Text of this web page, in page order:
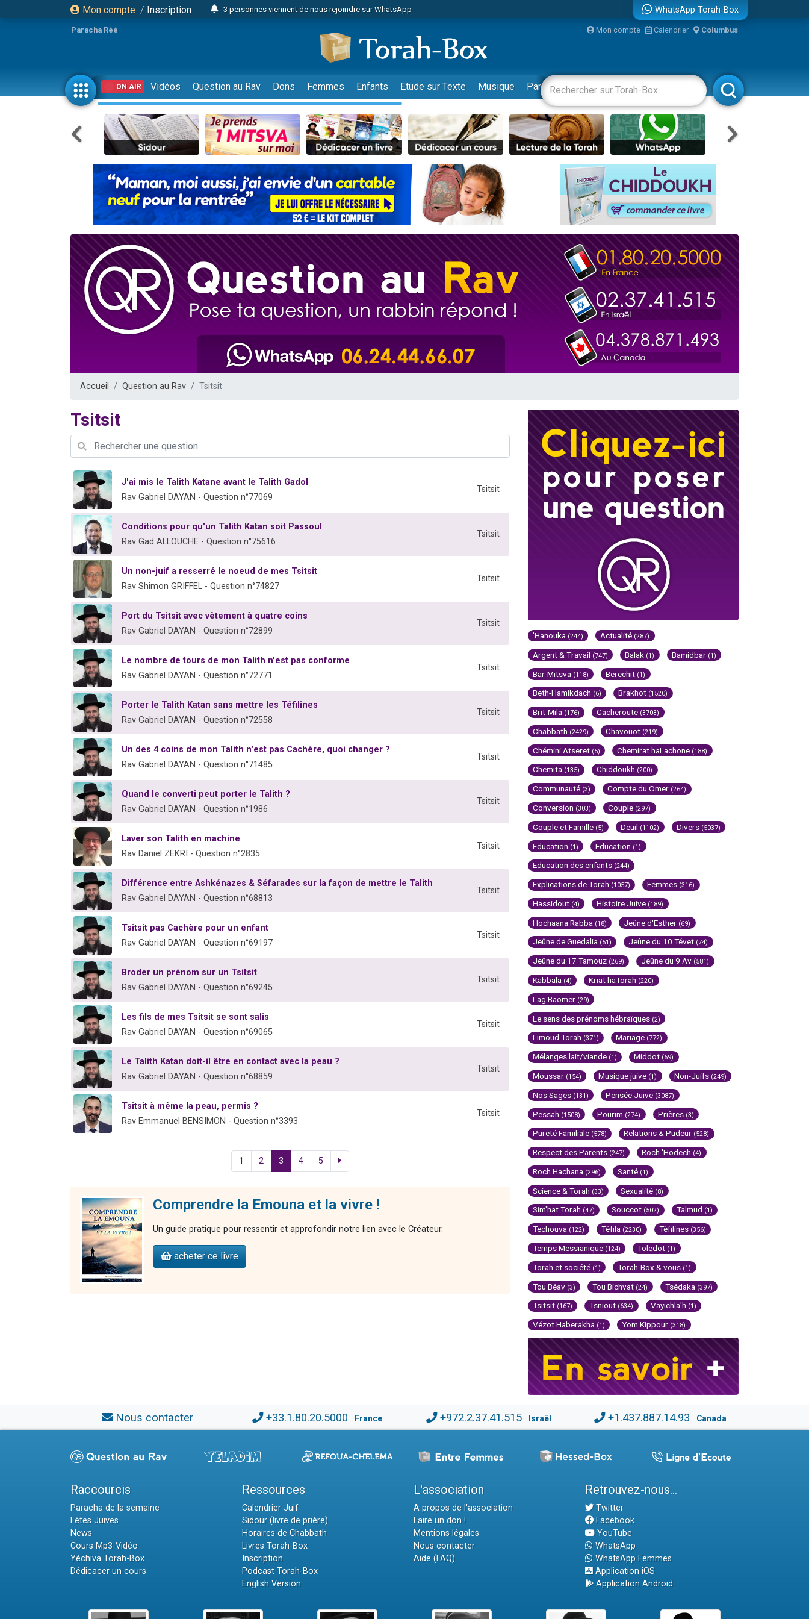
Mon compte / Inscription
3 personnes viennent de nous rejoindre sur WhatsApp
3 personnes viennent de faire un don pour 5 jours de vacances aux Orphelins
3 personnes viennent de faire un don pour Diane, 80 ans, dans un appartement insalubre
2 personnes viennent de nous rejoindre sur WhatsApp
13 personnes viennent de demander une bénédiction
30 personnes viennent de faire un don pour Sauvez la jambe de Yohan
Il reste 49 places pour étudier en groupe sur Zoom
12 nouvelles musiques dans Torah-Box Music
3 personnes viennent de nous rejoindre sur WhatsApp
2 personnes viennent de nous rejoindre sur WhatsApp
2 nouvelles musiques dans Torah-Box Music
3 personnes viennent de nous rejoindre sur WhatsApp
8 personnes viennent de faire un don pour Tsédaka : pauvres d'Israel
Nouvelle émission radio : Visions de grandeur n°104 : Le Chabbath et le Birkat Hamazone à travers le temps
61 personnes viennent de demander une bénédiction
Ariel vient de donner son Maasser
Nathaniel vient de donner son Maasser
4 personnes viennent de nous rejoindre sur WhatsApp
WhatsApp Torah-Box
Paracha Réé Mon compte Calendrier Columbus
ON AIR Vidéos Question au Rav Dons Femmes Enfants Etude sur Texte Musique Paracha Divertissements Livres Rabbanim
Accueil Question au Rav Tsitsit
Tsitsit
J'ai mis le Talith Katane avant le Talith Gadol
Rav Gabriel DAYAN - Question n°77069
Tsitsit
Conditions pour qu'un Talith Katan soit Passoul
Rav Gad ALLOUCHE - Question n°75616
Tsitsit
Un non-juif a resserré le noeud de mes Tsitsit
Rav Shimon GRIFFEL - Question n°74827
Tsitsit
Port du Tsitsit avec vêtement à quatre coins
Rav Gabriel DAYAN - Question n°72899
Tsitsit
Le nombre de tours de mon Talith n'est pas conforme
Rav Gabriel DAYAN - Question n°72771
Tsitsit
Porter le Talith Katan sans mettre les Téfilines
Rav Gabriel DAYAN - Question n°72558
Tsitsit
Un des 4 coins de mon Talith n'est pas Cachère, quoi changer ?
Rav Gabriel DAYAN - Question n°71485
Tsitsit
Quand le converti peut porter le Talith ?
Rav Gabriel DAYAN - Question n°1986
Tsitsit
Laver son Talith en machine
Rav Daniel ZEKRI - Question n°2835
Tsitsit
Différence entre Ashkénazes & Séfarades sur la façon de mettre le Talith
Rav Gabriel DAYAN - Question n°68813
Tsitsit
Tsitsit pas Cachère pour un enfant
Rav Gabriel DAYAN - Question n°69197
Tsitsit
Broder un prénom sur un Tsitsit
Rav Gabriel DAYAN - Question n°69245
Tsitsit
Les fils de mes Tsitsit se sont salis
Rav Gabriel DAYAN - Question n°69065
Tsitsit
Le Talith Katan doit-il être en contact avec la peau ?
Rav Gabriel DAYAN - Question n°68859
Tsitsit
Tsitsit à même la peau, permis ?
Rav Emmanuel BENSIMON - Question n°3393
Tsitsit
1 2 3 4 5
Comprendre la Emouna et la vivre !
Un guide pratique pour ressentir et approfondir notre lien avec le Créateur.
acheter ce livre
'Hanouka (244) Actualité (287)
Argent & Travail (747) Balak (1) Bamidbar (1)
Bar-Mitsva (118) Berechit (1)
Beth-Hamikdach (6) Brakhot (1520)
Brit-Mila (176) Cacheroute (3703)
Chabbath (2429) Chavouot (219)
Chémini Atseret (5) Chemirat haLachone (188)
Chemita (135) Chiddoukh (200)
Communauté (3) Compte du Omer (264)
Conversion (303) Couple (297)
Couple et Famille (5) Deuil (1102) Divers (5037)
Education (1) Education (1)
Education des enfants (244)
Explications de Torah (1057) Femmes (316)
Hassidout (4) Histoire Juive (189)
Hochaana Rabba (18) Jeûne d'Esther (69)
Jeûne de Guedalia (51) Jeûne du 10 Tévet (74)
Jeûne du 17 Tamouz (269) Jeûne du 9 Av (581)
Kabbala (4) Kriat haTorah (220)
Lag Baomer (29)
Le sens des prénoms hébraïques (2)
Limoud Torah (371) Mariage (772)
Mélanges lait/viande (1) Middot (69)
Moussar (154) Musique juive (1) Non-Juifs (249)
Nos Sages (131) Pensée Juive (3087)
Pessah (1508) Pourim (274) Prières (3)
Pureté Familiale (578) Relations & Pudeur (528)
Respect des Parents (247) Roch 'Hodech (4)
Roch Hachana (296) Santé (1)
Science & Torah (33) Sexualité (8)
Sim'hat Torah (47) Souccot (502) Talmud (1)
Techouva (122) Téfila (2230) Téfilines (356)
Temps Messianique (124) Toledot (1)
Torah et société (1) Torah-Box & vous (1)
Tou Béav (3) Tou Bichvat (24) Tsédaka (397)
Tsitsit (167) Tsniout (634) Vayichla'h (1)
Vézot Haberakha (1) Yom Kippour (318)
Nous contacter +33.1.80.20.5000 France +972.2.37.41.515 Israël +1.437.887.14.93 Canada
Raccourcis
Paracha de la semaine
Fêtes Juives
News
Cours Mp3-Vidéo
Yéchiva Torah-Box
Dédicacer un cours
Ressources
Calendrier Juif
Sidour (livre de prière)
Horaires de Chabbath
Livres Torah-Box
Inscription
Podcast Torah-Box
English Version
L'association
A propos de l'association
Faire un don !
Mentions légales
Nous contacter
Aide (FAQ)
Retrouvez-nous...
Twitter
Facebook
YouTube
WhatsApp
WhatsApp Femmes
Application iOS
Application Android